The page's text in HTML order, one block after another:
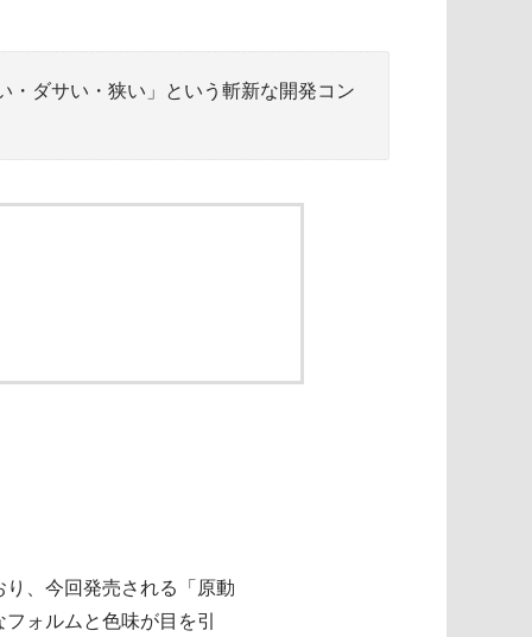
・ダサい・狭い」という斬新な開発コン
、今回発売される「原動
ォルムと色味が目を引